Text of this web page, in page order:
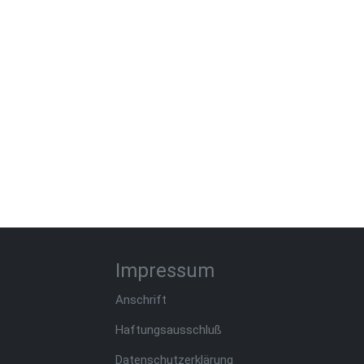
Impressum
Anschrift
Haftungsausschluß
Datenschutzerklärung